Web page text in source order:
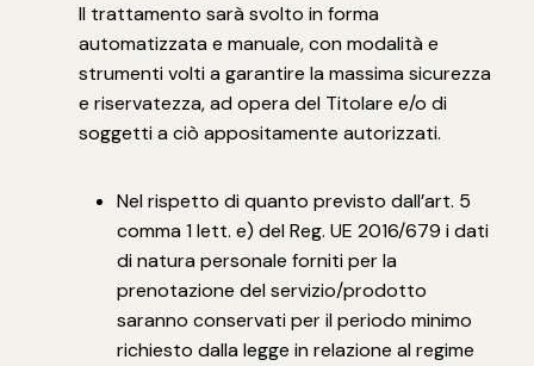
Il trattamento sarà svolto in forma
automatizzata e manuale, con modalità e
strumenti volti a garantire la massima sicurezza
e riservatezza, ad opera del Titolare e/o di
soggetti a ciò appositamente autorizzati.
Nel rispetto di quanto previsto dall’art. 5
comma 1 lett. e) del Reg. UE 2016/679 i dati
di natura personale forniti per la
prenotazione del servizio/prodotto
saranno conservati per il periodo minimo
richiesto dalla legge in relazione al regime